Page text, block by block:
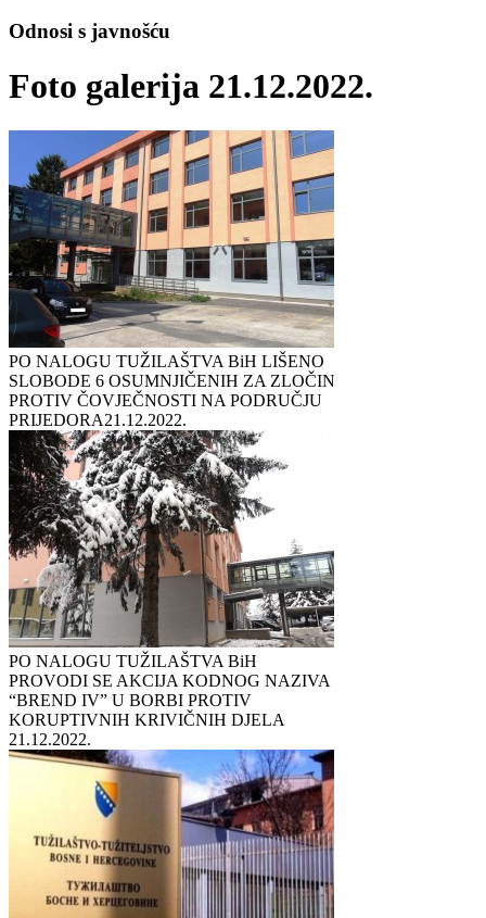
Odnosi s javnošću
Foto galerija 21.12.2022.
PO NALOGU TUŽILAŠTVA BiH LIŠENO
SLOBODE 6 OSUMNJIČENIH ZA ZLOČIN
PROTIV ČOVJEČNOSTI NA PODRUČJU
PRIJEDORA21.12.2022.
PO NALOGU TUŽILAŠTVA BiH
PROVODI SE AKCIJA KODNOG NAZIVA
“BREND IV” U BORBI PROTIV
KORUPTIVNIH KRIVIČNIH DJELA
21.12.2022.